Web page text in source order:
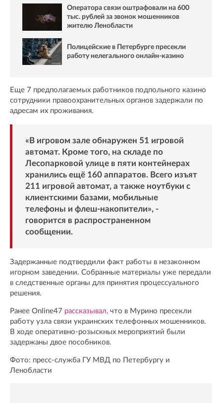
Оператора связи оштрафовали на 600
тыс. рублей за звонок мошенников
жителю Ленобласти
Полицейские в Петербурге пресекли
работу нелегального онлайн-казино
Еще 7 предполагаемых работников подпольного казино
сотрудники правоохранительных органов задержали по
адресам их проживания.
«В игровом зале обнаружен 51 игровой
автомат. Кроме того, на складе по
Лесопарковой улице в пяти контейнерах
хранились ещё 160 аппаратов. Всего изъят
211 игровой автомат, а также ноутбуки с
клиентскими базами, мобильные
телефоны и флеш-накопители», -
говорится в распространенном
сообщении.
Задержанные подтвердили факт работы в незаконном
игорном заведении. Собранные материалы уже передали
в следственные органы для принятия процессуального
решения.
Ранее Online47 рассказывал, что в Мурино пресекли
работу узла связи украинских телефонных мошенников.
В ходе оперативно-розыскных мероприятий были
задержаны двое пособников.
Фото: пресс-служба ГУ МВД по Петербургу и
Ленобласти